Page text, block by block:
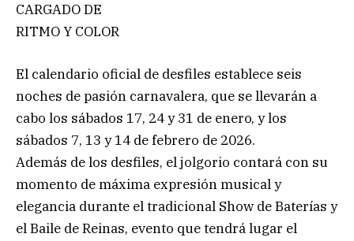
CARGADO DE
RITMO Y COLOR
El calendario oficial de desfiles establece seis
noches de pasión carnavalera, que se llevarán a
cabo los sábados 17, 24 y 31 de enero, y los
sábados 7, 13 y 14 de febrero de 2026.
Además de los desfiles, el jolgorio contará con su
momento de máxima expresión musical y
elegancia durante el tradicional Show de Baterías y
el Baile de Reinas, evento que tendrá lugar el